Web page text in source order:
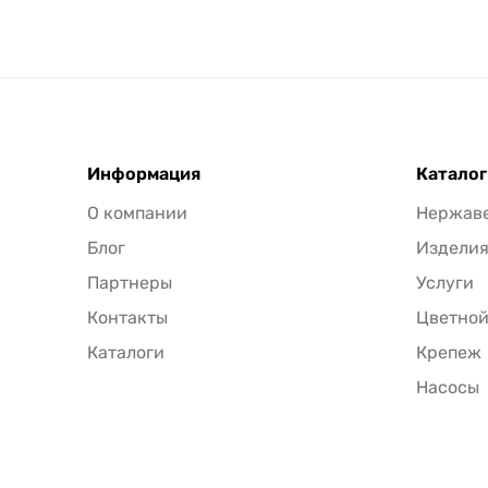
Информация
О компании
Блог
Партнеры
Контакты
Каталоги
Каталог
Изделия
Услуги
Крепеж
Насосы